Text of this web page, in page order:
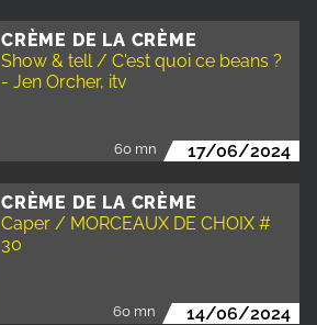
CRÈME DE LA CRÈME
Show & tell / C'est quoi ce beans ?
- Jen Orcher, itv
60 mn 17/06/2024
CRÈME DE LA CRÈME
Caper / MORCEAUX DE CHOIX #
30
60 mn 14/06/2024